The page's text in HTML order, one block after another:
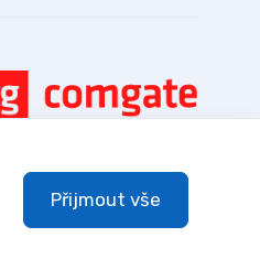
Přijmout vše